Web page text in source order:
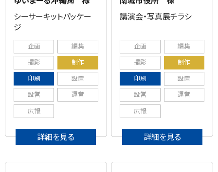
シーサーキットパッケー
ジ
企画
編集
撮影
制作
印刷
設置
設営
運営
広報
詳細を見る
講演会・写真展チラシ
企画
編集
撮影
制作
印刷
設置
設営
運営
広報
詳細を見る